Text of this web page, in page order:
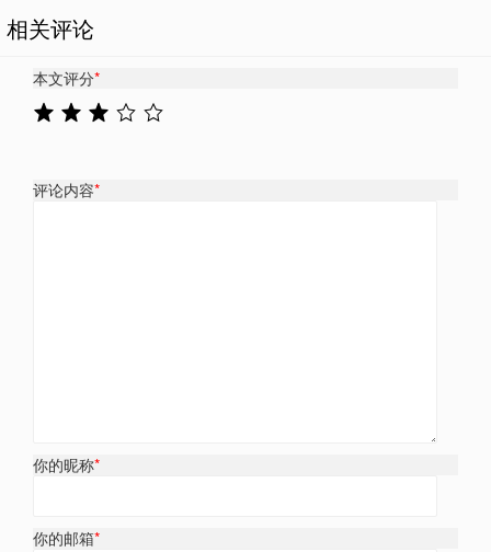
相关评论
本文评分*
评论内容*
你的昵称*
你的邮箱*